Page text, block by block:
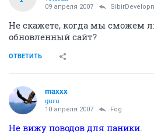
09 апреля 2007
Не скажете, когда мы сможем
обновленный сайт?
ОТВЕТИТЬ
maxxx
guru
10 апреля 2007 Fоg
Не вижу поводов для паники.